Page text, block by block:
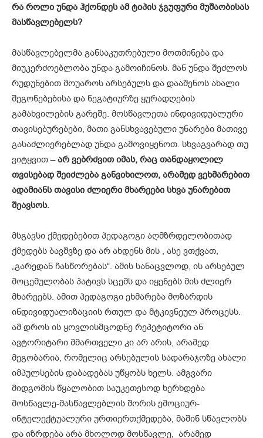
რა როლი უნდა ჰქონდეს ამ ტიპის ჯგუფური მუშაობისას
მასწავლებელს?
მასწავლებელმა განსაკუთრებული მოთმინება და
მიუკერძოებლობა უნდა გამოიჩინოს. მან უნდა შეძლოს
რუდუნებით მოუაროს არსებულს და დააშენოს ახალი
შეგონებებისა და ნეგატიურზე ყურადღების
გამახვილების გარეშე. მოსწავლეთა ინდივიდუალური
თავისებურებები, მათი განსხვავებული უნარები მათივე
გასაძლიერებლად უნდა გამოვიყენოთ. სხვაგვარად თუ
ვიტყვით –არ ვებრძვით იმას, რაც თანდაყოლილ
თვისებად შეიძლება განვიხილოთ, არამედ ვეხმარებით
ადამიანს თავისი ძლიერი მხარეები სხვა უნარებით
შეავსოს.
მსგავსი ქმედებებით პედაგოგი აღმზრდელობითად
ქმედებს ბავშვზე და არ ახდენს მის , ასე ვთქვათ,
„გარედან ჩასწორებას“. ამის სანაცვლოდ, ის არსებულ
მოცემულობას პატივს სცემს და იყენებს მის ძლიერ
მხარეებს. ამით პედაგოგი ეხმარება მოზარდის
ინდივიდუალიზაციის რთულ და მტკივნეულ პროცესს.
ამ დროს ის ყოვლისმცოდნე რეპეტიტორი ან
ავტორიტარი მმართველი კი არ არის, არამედ
მეგობარია, რომელიც არსებულის სადარაჯოზე ახალი
იმპულსების დაბადებას უწყობს ხელს. ამგვარი
მიდგომის წყალობით საუკეთესოდ ხერხდება
მოსწავლე-მასწავლებლის შორის ემოციურ-
ინტელექტუალური ურთიერთქმედება, მაშინ სწავლობს
და იზრდება არა მხოლოდ მოსწავლე, არამედ